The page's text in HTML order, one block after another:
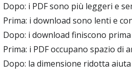
Dopo: i PDF sono più leggeri e
Prima: i download sono lenti e
Dopo: i download finiscono
Prima: i PDF occupano spazio di
Dopo: la dimensione ridotta